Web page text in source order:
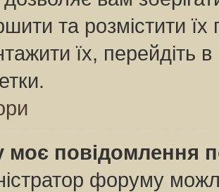
та розмістити
їх, перейдіть
моє повідомлення
форуму